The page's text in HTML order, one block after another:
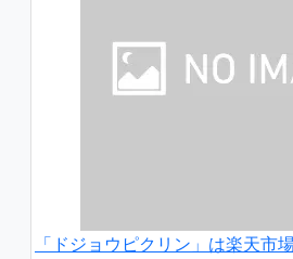
「ドジョウピクリン」は楽天市